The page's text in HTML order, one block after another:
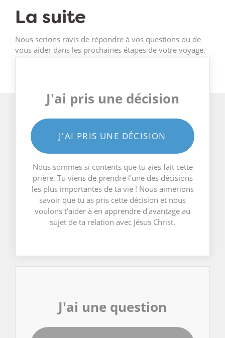
La suite
Nous serions ravis de répondre à vos questions ou de
vous aider dans les prochaines étapes de votre voyage.
J'ai pris une décision
J'AI PRIS UNE DÉCISION
Nous sommes si contents que tu aies fait cette
prière. Tu viens de prendre l'une des décisions
les plus importantes de ta vie ! Nous aimerions
savoir que tu as pris cette décision et nous
voulons t'aider à en apprendre d'avantage au
sujet de ta relation avec Jésus Christ.
J'ai une question